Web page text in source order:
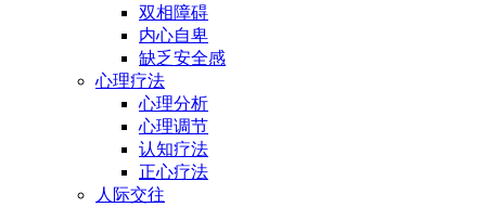
双相障碍
内心自卑
缺乏安全感
心理疗法
心理分析
心理调节
认知疗法
正心疗法
人际交往